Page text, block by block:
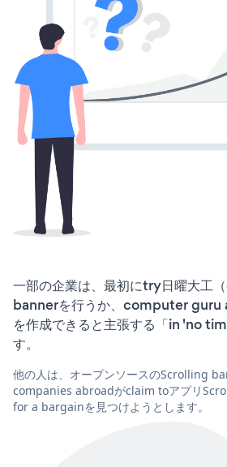
一部の企業は、最初にtry日曜大工
bannerを行うか、computer
を作成できると主張する「in 'no
す。
他の人は、オープンソースのScrolling
companies abroadがclaim toアプリ
for a bargainを見つけようとします。